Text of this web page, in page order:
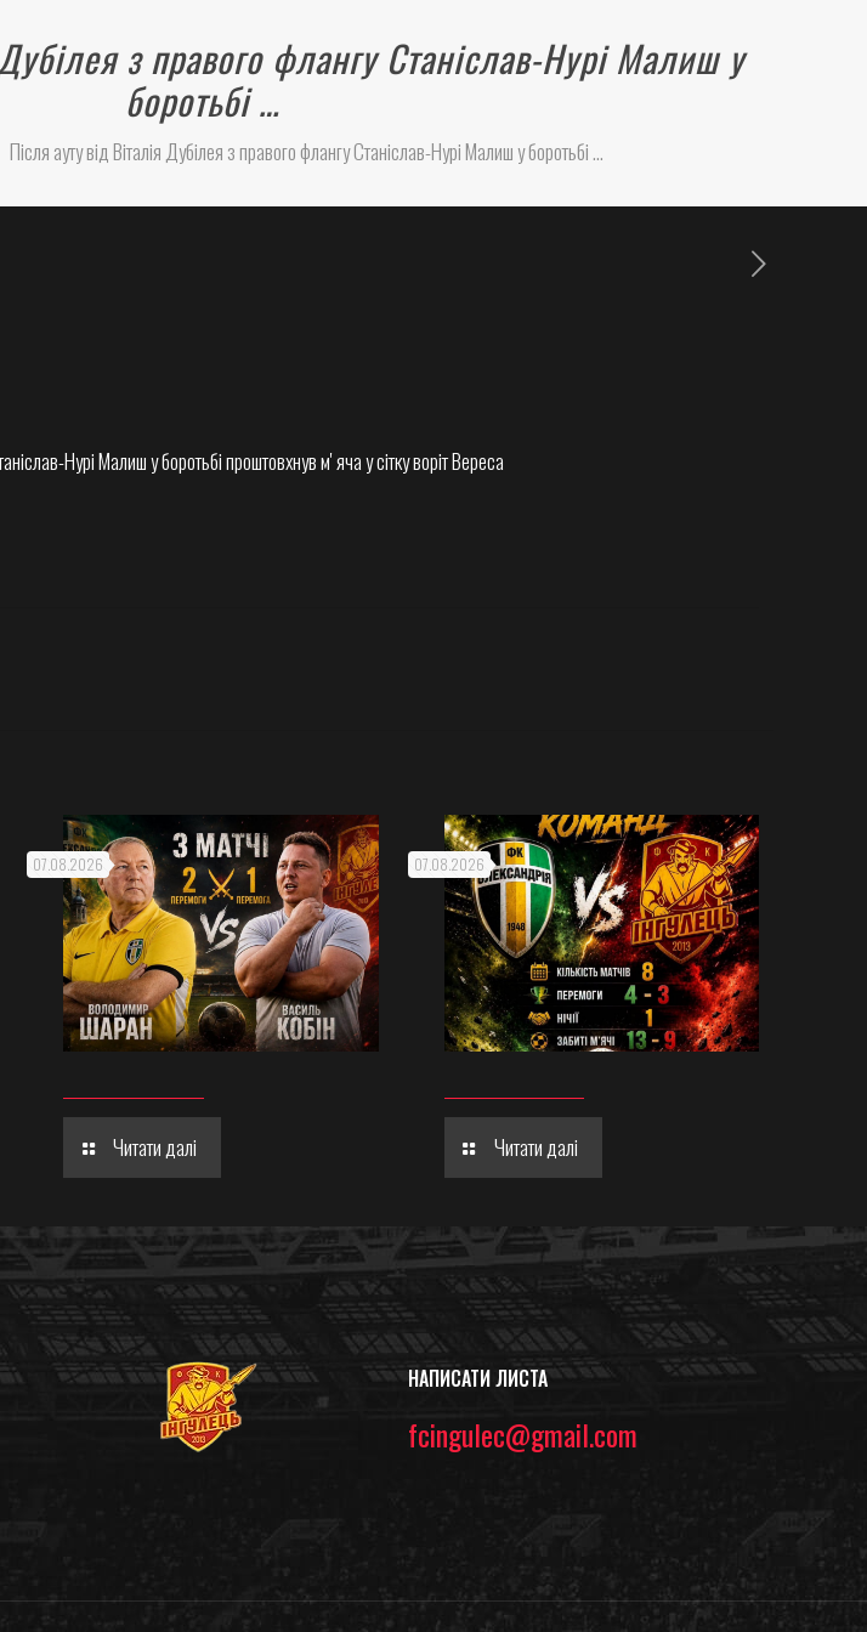
з правого флангу Станіслав-Нурі Малиш у
боротьбі …
Після ауту від Віталія Дубілея з правого флангу Станіслав-Нурі Малиш у боротьбі …
Нурі Малиш у боротьбі проштовхнув мʼяча у сітку воріт Вереса
07.08.2026
Читати далі
07.08.2026
Читати далі
НАПИСАТИ ЛИСТА
fcingulec@gmail.com